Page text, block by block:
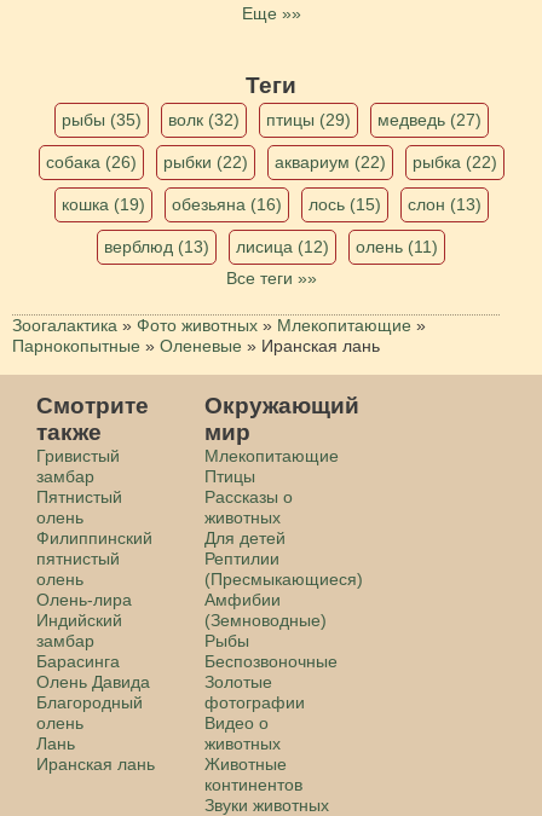
Еще »»
Теги
рыбы (35) волк (32) птицы (29) медведь (27)
собака (26) рыбки (22) аквариум (22) рыбка (22)
кошка (19) обезьяна (16) лось (15) слон (13)
верблюд (13) лисица (12)
олень (11)
Все теги »»
Зоогалактика » Фото животных » Млекопитающие »
Парнокопытные » Оленевые » Иранская лань
Смотрите
также
Гривистый
замбар
Пятнистый
олень
Филиппинский
пятнистый
олень
Олень-лира
Индийский
замбар
Барасинга
Олень Давида
Благородный
олень
Лань
Иранская лань
Окружающий
мир
Млекопитающие
Птицы
Рассказы о
животных
Для детей
Рептилии
(Пресмыкающиеся)
Амфибии
(Земноводные)
Рыбы
Беспозвоночные
Золотые
фотографии
Видео о
животных
Животные
континентов
Звуки животных